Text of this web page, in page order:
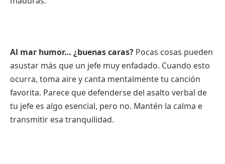
Al mar humor… ¿buenas caras? Pocas cosas pueden
asustar más que un jefe muy enfadado. Cuando esto
ocurra, toma aire y canta mentalmente tu canción
favorita. Parece que defenderse del asalto verbal de
tu jefe es algo esencial, pero no. Mantén la calma e
transmitir esa tranquilidad.